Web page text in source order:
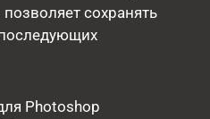
сохранять
Photoshop